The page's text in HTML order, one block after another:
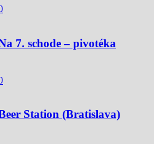
7. schode – pivotéka
Station (Bratislava)